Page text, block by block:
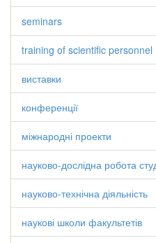
seminars
training of scientific personnel
виставки
конференції
міжнародні проекти
науково-дослідна робота
науково-технічна діяльність
наукові школи факультетів